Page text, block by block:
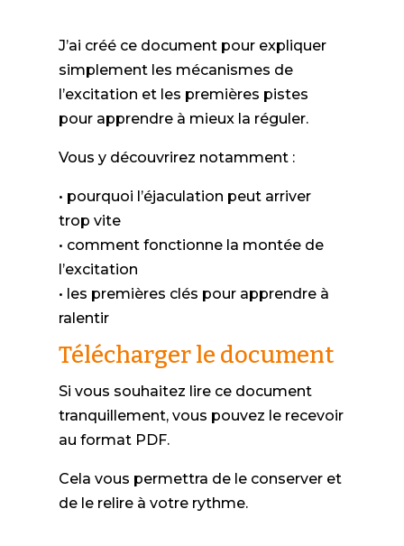
J’ai créé ce document pour expliquer
simplement les mécanismes de
l’excitation et les premières pistes
pour apprendre à mieux la réguler.
Vous y découvrirez notamment :
• pourquoi l’éjaculation peut arriver
trop vite
• comment fonctionne la montée de
l’excitation
• les premières clés pour apprendre à
ralentir
Télécharger le document
Si vous souhaitez lire ce document
tranquillement, vous pouvez le recevoir
au format PDF.
Cela vous permettra de le conserver et
de le relire à votre rythme.